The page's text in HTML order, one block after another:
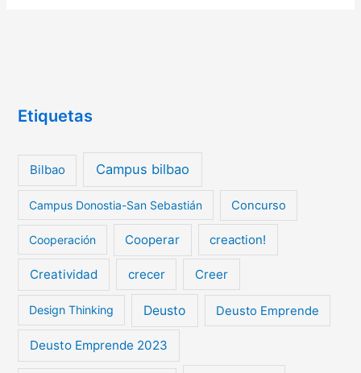
Etiquetas
Bilbao Campus bilbao
Campus Donostia-San Sebastián Concurso
Cooperación Cooperar creaction!
Creatividad crecer Creer
Design Thinking Deusto Deusto Emprende
Deusto Emprende 2023